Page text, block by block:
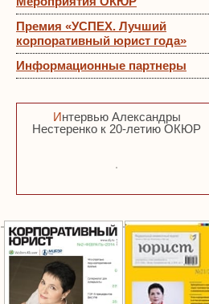
Премия «УСПЕХ. Лучший
корпоративный юрист года»
Информационные партнеры
Интервью Александры
Нестеренко к 20-летию ОКЮР